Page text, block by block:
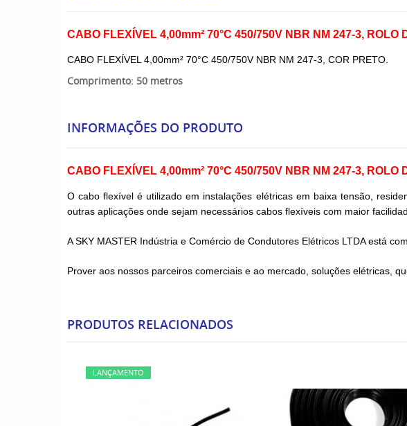
CABO FLEXÍVEL 4,00mm² 70°C 450/750V NBR NM 247-3, ROLO
CABO FLEXÍVEL 4,00mm² 70°C 450/750V NBR NM 247-3, COR PRETO.
Comprimento: 50 metros
INFORMAÇÕES DO PRODUTO
CABO FLEXÍVEL 4,00mm² 70°C 450/750V NBR NM 247-3, ROLO
O cabo flexível é utilizado em instalações elétricas em baixa tensão,
outras aplicações onde sejam necessários cabos flexíveis com maior
A SKY MASTER Indústria e Comércio de Condutores Elétricos LTDA está
Prover aos nossos parceiros comerciais e ao mercado, soluções elétricas,
PRODUTOS RELACIONADOS
LANÇAMENTO